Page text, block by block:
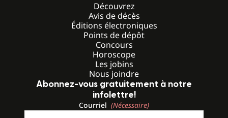
Découvrez
Avis de décès
Éditions électroniques
Points de dépôt
Concours
Horoscope
Les jobins
Nous joindre
Abonnez-vous gratuitement à notre
infolettre!
Courriel (Nécessaire)